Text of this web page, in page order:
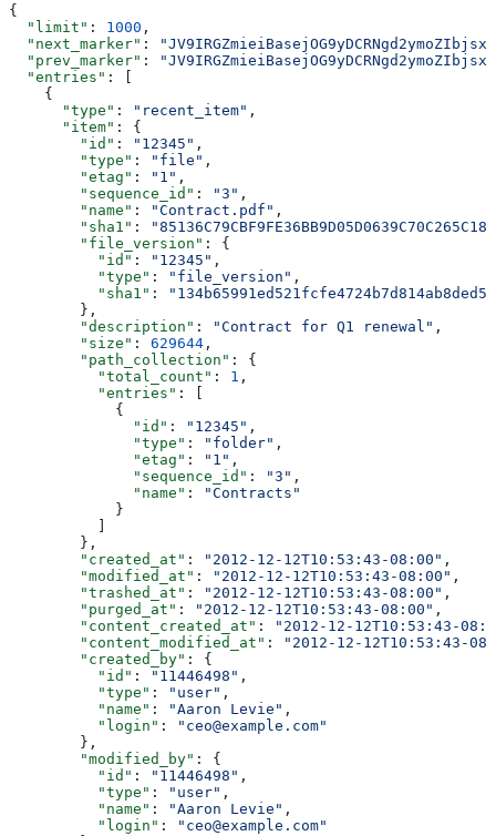
{
  "limit"
: 1000 ,
  "next_marker"
:
  "prev_marker"
:
  "entries"
: [
    {
      "type"
: "recent_item" ,
      "item"
: {
        "id"
: "12345" ,
        "type"
: "file" ,
        "etag"
: "1" ,
        "sequence_id"
: "3" ,
        "name"
: "Contract.pdf" ,
        "sha1"
:
        "file_version"
: {
          "id"
: "12345" ,
          "type"
: "file_version" ,
          "sha1"
:
        },
        "description"
: "Contract for Q1 renewal" ,
        "size"
: 629644 ,
        "path_collection"
: {
          "total_count"
: 1 ,
          "entries"
: [
            {
              "id"
: "12345" ,
              "type"
: "folder" ,
              "etag"
: "1" ,
              "sequence_id"
: "3" ,
              "name"
:
"Contracts"
            }
          ]
        },
        "created_at"
: "2012-12-12T10:53:43-08:00" ,
        "modified_at"
: "2012-12-12T10:53:43-08:00" ,
        "trashed_at"
: "2012-12-12T10:53:43-08:00" ,
        "purged_at"
: "2012-12-12T10:53:43-08:00" ,
        "content_created_at"
:
"2012-12-12T10:53:43-
        "content_modified_at"
:
"2012-12-12T10:53:43-
        "created_by"
: {
          "id"
: "11446498" ,
          "type"
: "user" ,
          "name"
: "Aaron Levie" ,
          "login"
:
"ceo@example.com"
        },
        "modified_by"
: {
          "id"
: "11446498" ,
          "type"
: "user" ,
          "name"
: "Aaron Levie" ,
          "login"
:
"ceo@example.com"